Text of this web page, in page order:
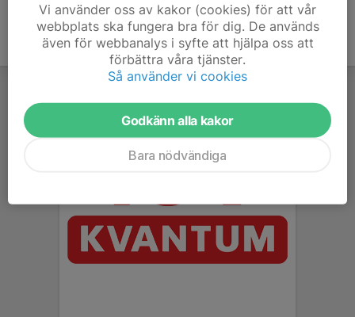
Vi använder oss av kakor (cookies) för att vår
webbplats ska fungera bra för dig. De används
även för webbanalys i syfte att hjälpa oss att
förbättra våra tjänster.
Så använder vi cookies
Godkänn alla kakor
Bara nödvändiga